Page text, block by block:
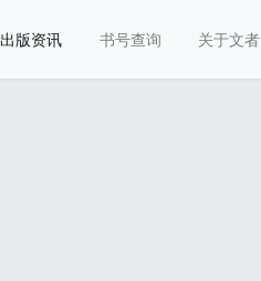
出版资讯 书号查询 关于文者